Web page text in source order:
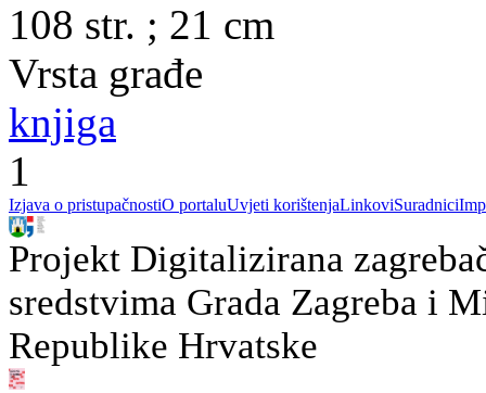
108 str. ; 21 cm
Vrsta građe
knjiga
1
Izjava o pristupačnostiO portaluUvjeti korištenjaLinkoviSuradnici
Projekt Digitalizirana
sredstvima Grada Zagreba i
Republike Hrvatske